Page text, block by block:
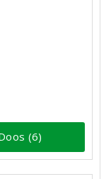
(6)